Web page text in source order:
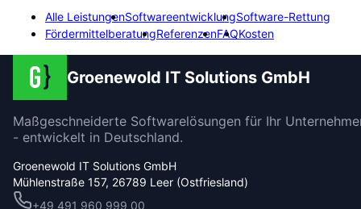
Alle LeistungenSoftwareentwicklungSoftware-Rettung
FördermittelberatungReferenzenFAQKosten
Groenewold IT Solutions GmbH
Maßgeschneiderte Softwarelösungen für Ihr
- entwickelt in Deutschland.
Groenewold IT Solutions GmbH
Mühlenstraße 157, 26789 Leer (Ostfriesland)
+49 491 960 999 00